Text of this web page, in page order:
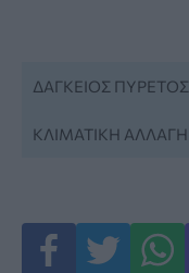
ΔΆΓΚΕΙΟΣ ΠΥΡΕΤΌΣ
ΚΛΙΜΑΤΙΚΉ ΑΛΛΑΓΉ